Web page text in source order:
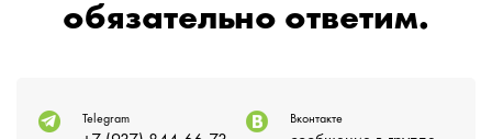
обязательно ответим.
Telegram Вконтакте